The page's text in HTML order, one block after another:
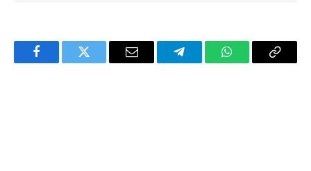
FacebookTwitter Email TelegramWhatsAppCopy